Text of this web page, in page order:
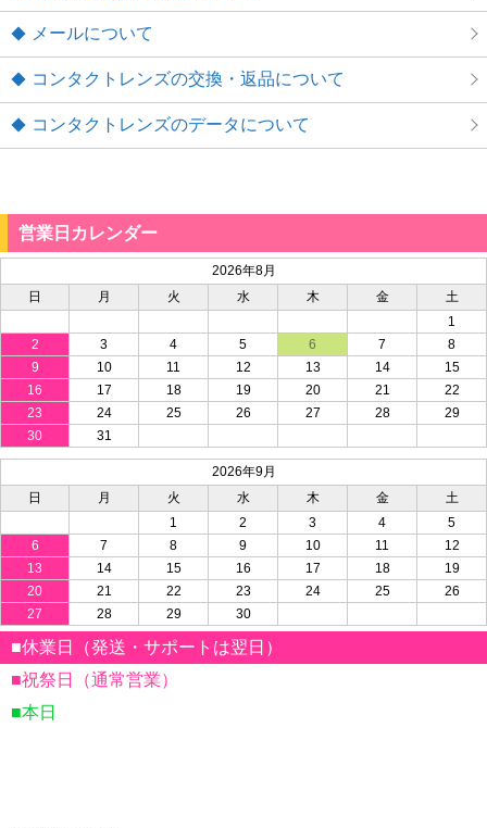
メールについて
コンタクトレンズの交換・返品について
コンタクトレンズのデータについて
営業日カレンダー
2026年8月
日
月 火 水 木 金
土
1
2
3 4 5 6 7
8
9
10 11 12 13 14
15
16
17 18 19 20 21
22
23
24 25 26 27 28
29
30
31
2026年9月
日
月 火 水 木 金
土
1
2 3 4
5
6
7 8 9 10 11
12
13
14 15 16 17 18
19
20
21 22 23 24 25
26
27
28 29 30
■休業日（発送・サポートは翌日）
■祝祭日（通常営業）
■本日